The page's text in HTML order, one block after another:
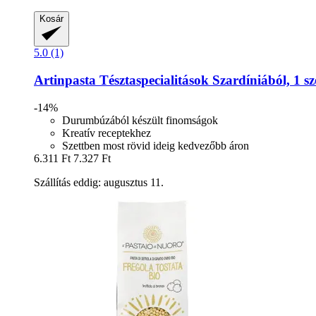
Kosár
5.0 (1)
Artinpasta Tésztaspecialitások Szardíniából, 1
-14%
Durumbúzából készült finomságok
Kreatív receptekhez
Szettben most rövid ideig kedvezőbb áron
6.311 Ft 7.327 Ft
Szállítás eddig: augusztus 11.